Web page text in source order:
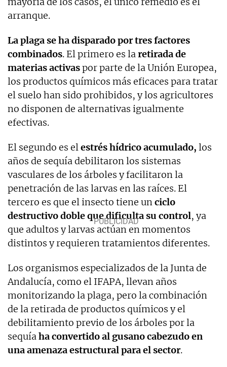
arranque.
La plaga se ha disparado por tres factores
combinados. El primero es laretirada de
materias activaspor parte de la Unión Europea,
los productos químicos más eficaces para tratar
el suelo han sido prohibidos, y los agricultores
no disponen de alternativas igualmente
efectivas.
El segundo es elestrés hídrico acumulado, los
años de sequía debilitaron los sistemas
vasculares de los árboles y facilitaron la
penetración de las larvas en las raíces. El
tercero es que el insecto tiene unciclo
destructivo dobleque dificulta su control, ya
que adultos y larvas actúan en momentos
distintos y requieren tratamientos diferentes.
Los organismos especializados de la Junta de
Andalucía, como el IFAPA, llevan años
monitorizando la plaga, pero la combinación
de la retirada de productos químicos y el
debilitamiento previo de los árboles por la
sequíaha convertido al gusano cabezudo en
una amenaza estructural para el sector.